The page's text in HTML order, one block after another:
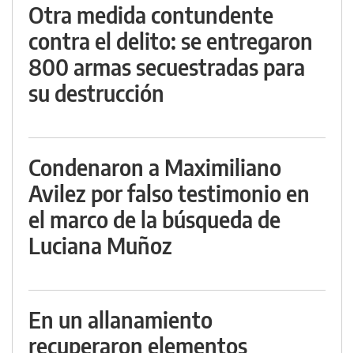
Otra medida contundente
contra el delito: se entregaron
800 armas secuestradas para
su destrucción
Condenaron a Maximiliano
Avilez por falso testimonio en
el marco de la búsqueda de
Luciana Muñoz
En un allanamiento
recuperaron elementos